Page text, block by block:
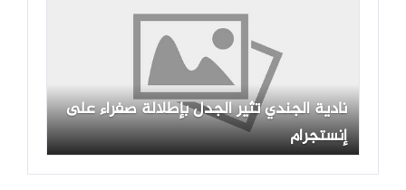
نادية الجندي تثير الجدل بإطلالة صفراء على
إنستجرام